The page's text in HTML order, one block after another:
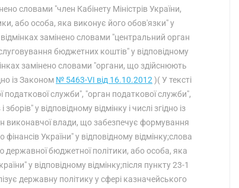
словами "член Кабінету Міністрів України,
або особа, яка виконує його обов'язки" у
замінено словами "центральний орган
бюджетних коштів" у відповідному
замінено словами "органи, що здійснюють
із Законом № 5463-VI від 16.10.2012 )( У тексті
служби", "орган податкової служби",
у відповідному відмінку і числі згідно із
виконавчої влади, що забезпечує формування
України" у відповідному відмінку;слова
державної бюджетної політики, або особа, яка
у відповідному відмінку;після пункту 23-1
державну політику у сфері казначейського